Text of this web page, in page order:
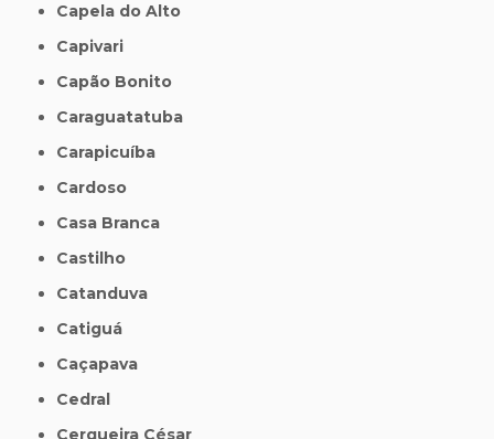
Capela do Alto
Capivari
Capão Bonito
Caraguatatuba
Carapicuíba
Cardoso
Casa Branca
Castilho
Catanduva
Catiguá
Caçapava
Cedral
Cerqueira César